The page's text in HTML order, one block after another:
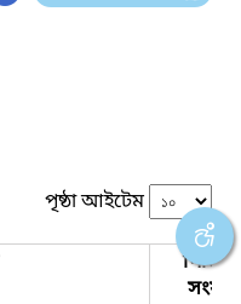
পৃষ্ঠা আইটেম